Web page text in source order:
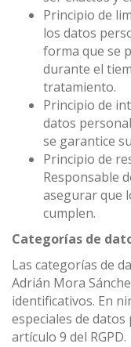
Principio de
los datos
forma que se
durante el
tratamiento.
Principio de
datos
se garantice
Principio de
Responsable
asegurar que
cumplen.
Categorías de
Las categorías de
Adrián Mora
identificativos. En
especiales de
artículo 9 del RGPD.